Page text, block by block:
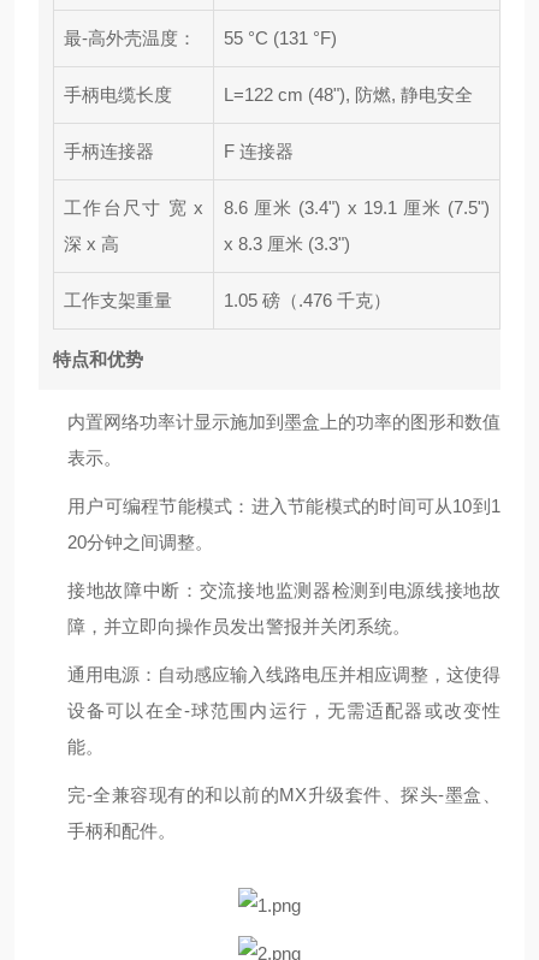
最-高外壳温度： 55 °C (131 °F)
手柄电缆长度 L=122 cm (48"), 防燃, 静电安全
手柄连接器 F 连接器
工作台尺寸 宽 x
深 x 高
8.6 厘米 (3.4") x 19.1 厘米 (7.5")
x 8.3 厘米 (3.3")
工作支架重量 1.05 磅（.476 千克）
特点和优势
内置网络功率计显示施加到墨盒上的功率的图形和数值
表示。
用户可编程节能模式：进入节能模式的时间可从10到1
20分钟之间调整。
接地故障中断：交流接地监测器检测到电源线接地故
障，并立即向操作员发出警报并关闭系统。
通用电源：自动感应输入线路电压并相应调整，这使得
设备可以在全-球范围内运行，无需适配器或改变性
能。
完-全兼容现有的和以前的MX升级套件、探头-墨盒、
手柄和配件。